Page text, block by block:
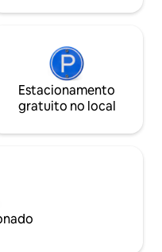
Estacionamento
gratuito no local